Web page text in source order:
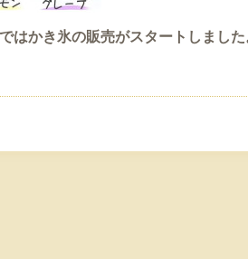
はかき氷の販売がスタートしまし